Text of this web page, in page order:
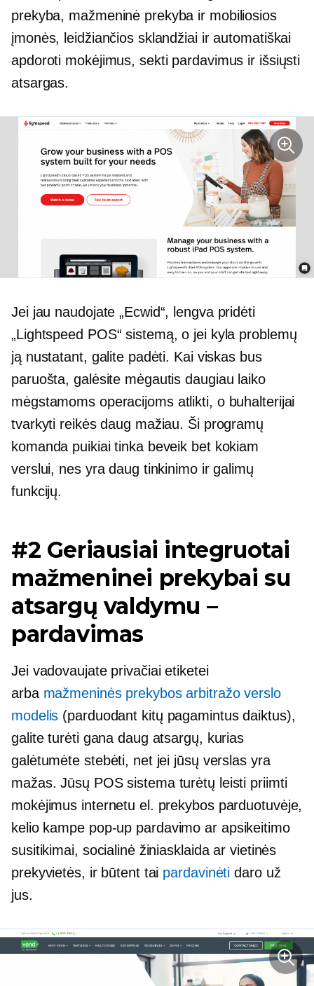
prekyba, mažmeninė prekyba ir mobiliosios
įmonės, leidžiančios sklandžiai ir automatiškai
apdoroti mokėjimus, sekti pardavimus ir išsiųsti
atsargas.
Jei jau naudojate „Ecwid“, lengva pridėti
„Lightspeed POS“ sistemą, o jei kyla problemų
ją nustatant, galite padėti. Kai viskas bus
paruošta, galėsite mėgautis daugiau laiko
mėgstamoms operacijoms atlikti, o buhalterijai
tvarkyti reikės daug mažiau. Ši programų
komanda puikiai tinka beveik bet kokiam
verslui, nes yra daug tinkinimo ir galimų
funkcijų.
#2 Geriausiai integruotai
mažmeninei prekybai su
atsargų valdymu –
pardavimas
Jei vadovaujate privačiai etiketei
arba mažmeninės prekybos arbitražo verslo
modelis (parduodant kitų pagamintus daiktus),
galite turėti gana daug atsargų, kurias
galėtumėte stebėti, net jei jūsų verslas yra
mažas. Jūsų POS sistema turėtų leisti priimti
mokėjimus internetu el. prekybos parduotuvėje,
kelio kampe pop-up pardavimo ar apsikeitimo
susitikimai, socialinė žiniasklaida ar vietinės
prekyvietės, ir būtent tai pardavinėti daro už
jus.